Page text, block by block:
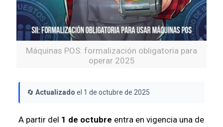
Máquinas POS: formalización obligatoria para
operar 2025
🔄 Actualizado el 1 de octubre de 2025
A partir del 1 de octubre entra en vigencia una de